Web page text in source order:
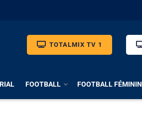
TOTALMIX TV 1
FOOTBALL FOOTBALL FÉMININ